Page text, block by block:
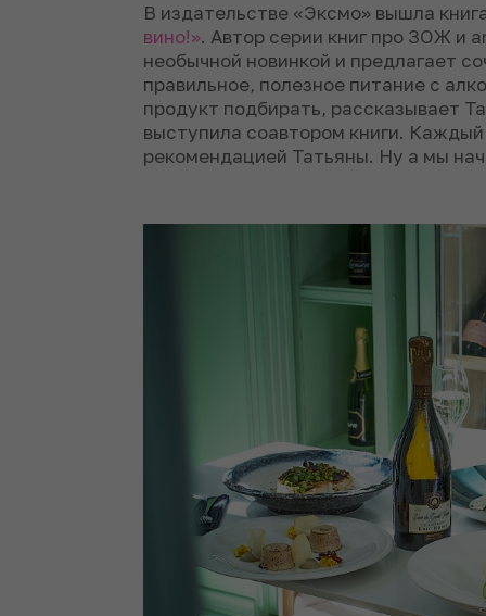
В издательстве «Эксмо» вышла
вино!». Автор серии книг про ЗОЖ и
необычной новинкой и предлагает
правильное, полезное питание с
продукт подбирать, рассказывает
выступила соавтором книги.
рекомендацией Татьяны. Ну а мы